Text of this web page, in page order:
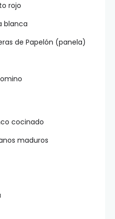
rojo
blanca
de Papelón (panela)
cocinado
maduros